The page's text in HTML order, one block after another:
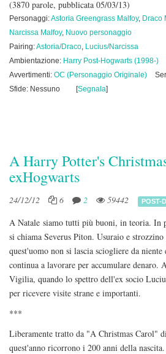
(3870 parole, pubblicata 05/03/13)
Personaggi:Astoria Greengrass Malfoy, Draco
Narcissa Malfoy, Nuovo personaggio
Pairing:Astoria/Draco, Lucius/Narcissa
Ambientazione: Harry Post-Hogwarts (1998-)
Avvertimenti: OC (Personaggio Originale)
Sfide: Nessuno
[Segnala]
A Harry Potter's
exHogwarts
24/12/12 6 2 59442 POST-
A Natale siamo tutti più buoni, in teoria. In
si chiama Severus Piton. Usuraio e
quest'uomo non si lascia sciogliere da niente
continua a lavorare per accumulare denaro.
Vigilia, quando lo spettro dell'ex socio
per ricevere visite strane e importanti.
***
Liberamente tratto da "A Christmas Carol"
quest'anno ricorrono i 200 anni della